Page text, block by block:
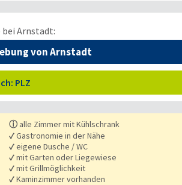
Arnstadt:
von Arnstadt
PLZ
ⓘ alle Zimmer mit Kühlschrank
✓Gastronomie in der Nähe
✓eigene Dusche / WC
✓mit Garten oder Liegewiese
✓mit Grillmöglichkeit
✓Kaminzimmer vorhanden